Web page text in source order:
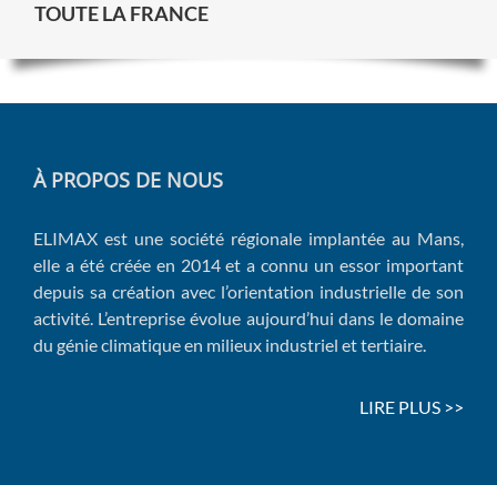
TOUTE LA FRANCE
À PROPOS DE NOUS
ELIMAX est une société régionale implantée au Mans,
elle a été créée en 2014 et a connu un essor important
depuis sa création avec l’orientation industrielle de son
activité. L’entreprise évolue aujourd’hui dans le domaine
du génie climatique en milieux industriel et tertiaire.
LIRE PLUS >>